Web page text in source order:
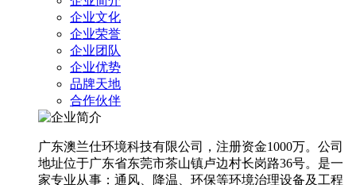
企业文化
企业荣誉
企业团队
企业优势
品牌天地
合作伙伴
广东澳兰仕环境科技有限公司，注册资金1000万。公司
地址位于广东省东莞市茶山镇卢边村长岗路36号。是一
家专业从事：通风、降温、环保等环境治理设备及工程